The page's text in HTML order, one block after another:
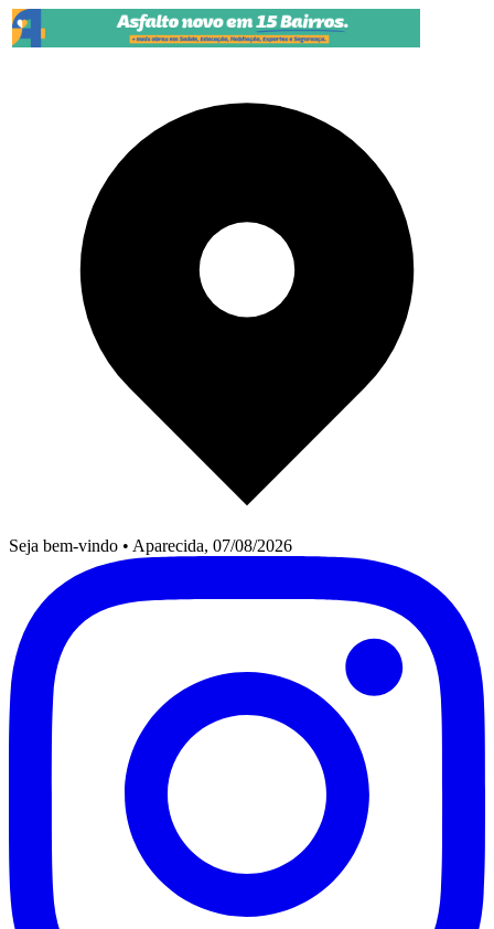
Pular para o conteúdo
Seja bem-vindo • Aparecida, 07/08/2026